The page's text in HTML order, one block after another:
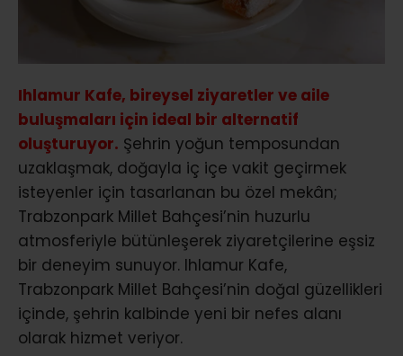
Ihlamur Kafe, bireysel ziyaretler ve aile
buluşmaları için ideal bir alternatif
oluşturuyor. Şehrin yoğun temposundan
uzaklaşmak, doğayla iç içe vakit geçirmek
isteyenler için tasarlanan bu özel mekân;
Trabzonpark Millet Bahçesi’nin huzurlu
atmosferiyle bütünleşerek ziyaretçilerine eşsiz
bir deneyim sunuyor. Ihlamur Kafe,
Trabzonpark Millet Bahçesi’nin doğal güzellikleri
içinde, şehrin kalbinde yeni bir nefes alanı
olarak hizmet veriyor.